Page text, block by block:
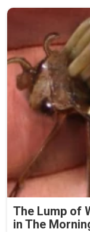
The Lump of
in The